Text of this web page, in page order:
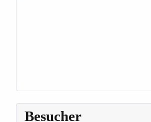
Besucher